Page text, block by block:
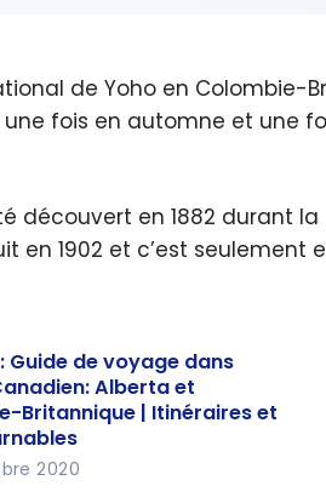
de Yoho en Colombie-
une fois en automne et une
découvert en 1882 durant
en 1902 et c’est seulement
Guide de voyage dans
Alberta et
Britannique | Itinéraires et
2020